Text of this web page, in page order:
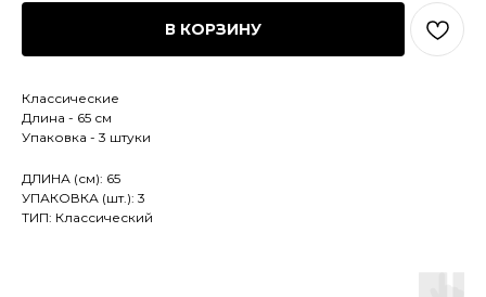
В КОРЗИНУ
Классические
Длина - 65 см
Упаковка - 3 штуки
ДЛИНА (см): 65
УПАКОВКА (шт.): 3
ТИП: Классический